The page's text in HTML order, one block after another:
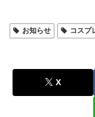
お知らせ コスプ
X